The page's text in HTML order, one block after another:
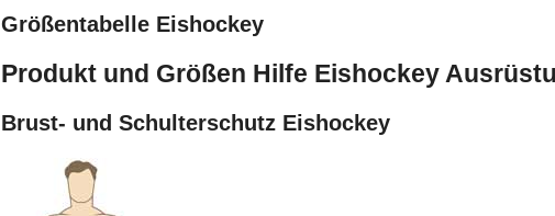
Größentabelle Eishockey
Produkt und Größen Hilfe Eishockey
Brust- und Schulterschutz Eishockey